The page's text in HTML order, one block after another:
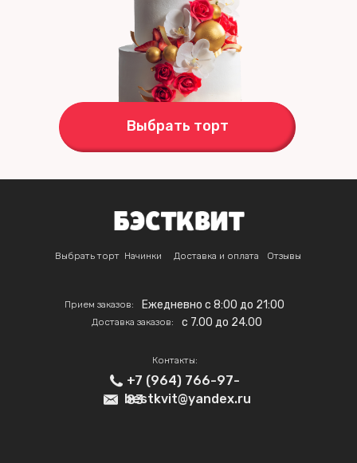
Выбрать торт
Контакты:
Выбрать торт Начинки Доставка и оплата Отзывы
Прием заказов: Ежедневно с 8:00 до 21:00
Доставка заказов: c 7.00 до 24.00
bestkvit@yandex.ru
+7 (964) 766-97-
83